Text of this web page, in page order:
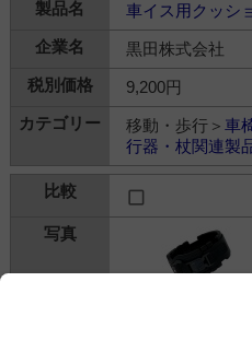
車イス用クッ
黒田株式会社
9,200円
移動・歩行＞ 車
行器・杖関連製